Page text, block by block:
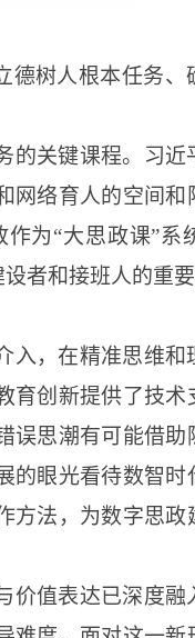
德树人根本任务
的关键课程。习近
网络育人的空间和
作为“大思政课”系
者和接班人的重要
入，在精准思维和
育创新提供了技术
误思潮有可能借助
的眼光看待数智时
方法，为数字思政
价值表达已深度融